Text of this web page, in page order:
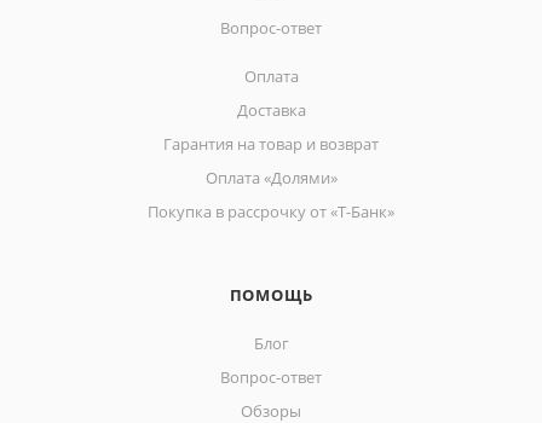
Вопрос-ответ
Оплата
Доставка
Гарантия на товар и возврат
Оплата «Долями»
Покупка в рассрочку от «Т-Банк»
ПОМОЩЬ
Блог
Вопрос-ответ
Обзоры